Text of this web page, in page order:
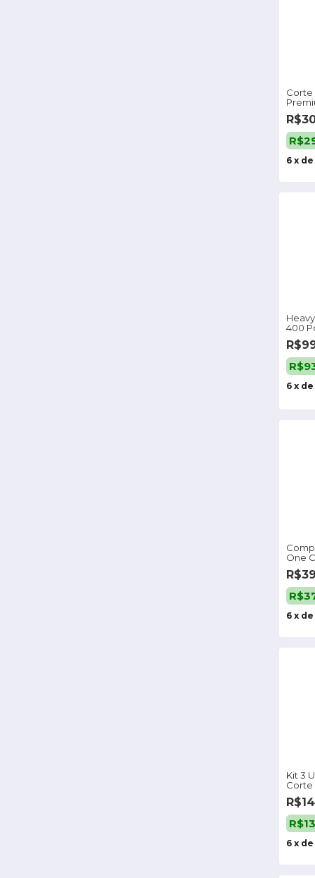
Corte
6 x de
400
6 x de
One
6 x de
Kit 3
Corte
6 x de